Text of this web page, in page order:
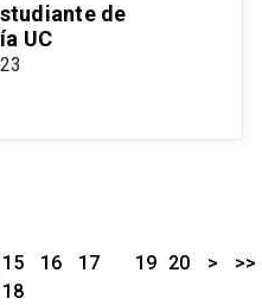
de
UC
15 16
17
18
19 20 > >>